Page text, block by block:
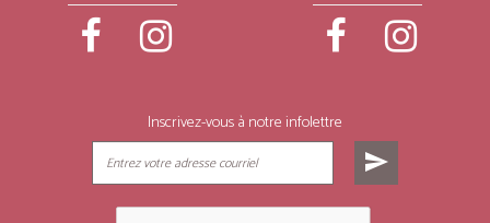
Inscrivez-vous à notre infolettre
send